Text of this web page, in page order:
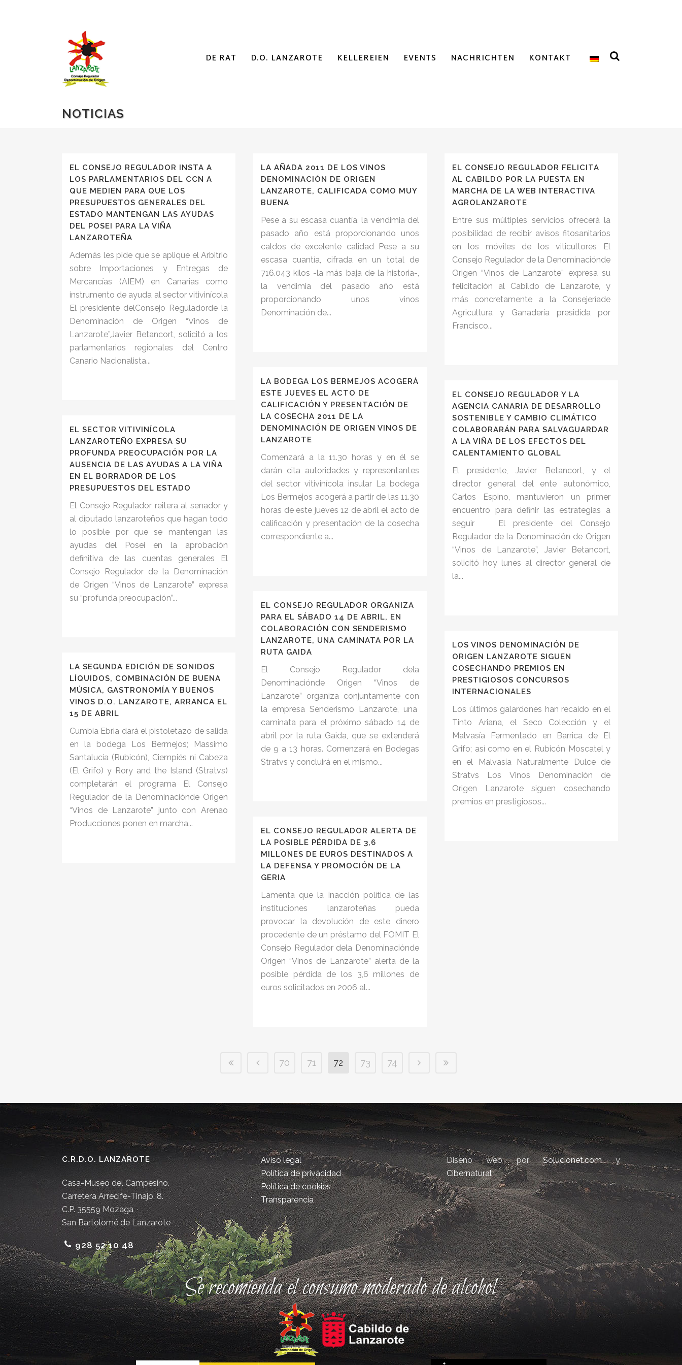
DE RAT D.O. LANZAROTE KELLEREIEN EVENTS NACHRICHTEN KONTAKT
NOTICIAS
EL CONSEJO REGULADOR INSTA A
LOS PARLAMENTARIOS DEL CCN A
QUE MEDIEN PARA QUE LOS
PRESUPUESTOS GENERALES DEL
ESTADO MANTENGAN LAS AYUDAS
DEL POSEI PARA LA VIÑA
LANZAROTEÑA
Además les pide que se aplique el Arbitrio
sobre Importaciones y Entregas de
Mercancías (AIEM) en Canarias como
instrumento de ayuda al sector vitivinícola
El presidente delConsejo Reguladorde la
Denominación de Origen “Vinos de
Lanzarote”,Javier Betancort, solicitó a los
parlamentarios regionales del Centro
Canario Nacionalista...
LA AÑADA 2011 DE LOS VINOS
DENOMINACIÓN DE ORIGEN
LANZAROTE, CALIFICADA COMO MUY
BUENA
Pese a su escasa cuantía, la vendimia del
pasado año está proporcionando unos
caldos de excelente calidad Pese a su
escasa cuantía, cifrada en un total de
716.043 kilos -la más baja de la historia-,
la vendimia del pasado año está
proporcionando unos vinos
Denominación de...
EL CONSEJO REGULADOR FELICITA
AL CABILDO POR LA PUESTA EN
MARCHA DE LA WEB INTERACTIVA
AGROLANZAROTE
Entre sus múltiples servicios ofrecerá la
posibilidad de recibir avisos fitosanitarios
en los móviles de los viticultores El
Consejo Regulador de la Denominaciónde
Origen “Vinos de Lanzarote” expresa su
felicitación al Cabildo de Lanzarote, y
más concretamente a la Consejeríade
Agricultura y Ganadería presidida por
Francisco...
LA BODEGA LOS BERMEJOS ACOGERÁ
ESTE JUEVES EL ACTO DE
CALIFICACIÓN Y PRESENTACIÓN DE
LA COSECHA 2011 DE LA
DENOMINACIÓN DE ORIGEN VINOS DE
LANZAROTE
Comenzará a la 11.30 horas y en él se
darán cita autoridades y representantes
del sector vitivinícola insular La bodega
Los Bermejos acogerá a partir de las 11.30
horas de este jueves 12 de abril el acto de
calificación y presentación de la cosecha
correspondiente a...
EL CONSEJO REGULADOR Y LA
AGENCIA CANARIA DE DESARROLLO
SOSTENIBLE Y CAMBIO CLIMÁTICO
COLABORARÁN PARA SALVAGUARDAR
A LA VIÑA DE LOS EFECTOS DEL
CALENTAMIENTO GLOBAL
El presidente, Javier Betancort, y el
director general del ente autonómico,
Carlos Espino, mantuvieron un primer
encuentro para definir las estrategias a
seguir El presidente del Consejo
Regulador de la Denominación de Origen
“Vinos de Lanzarote”, Javier Betancort,
solicitó hoy lunes al director general de
la...
EL SECTOR VITIVINÍCOLA
LANZAROTEÑO EXPRESA SU
PROFUNDA PREOCUPACIÓN POR LA
AUSENCIA DE LAS AYUDAS A LA VIÑA
EN EL BORRADOR DE LOS
PRESUPUESTOS DEL ESTADO
El Consejo Regulador reitera al senador y
al diputado lanzaroteños que hagan todo
lo posible por que se mantengan las
ayudas del Posei en la aprobación
definitiva de las cuentas generales El
Consejo Regulador de la Denominación
de Origen “Vinos de Lanzarote” expresa
su “profunda preocupación”...
EL CONSEJO REGULADOR ORGANIZA
PARA EL SÁBADO 14 DE ABRIL, EN
COLABORACIÓN CON SENDERISMO
LANZAROTE, UNA CAMINATA POR LA
RUTA GAIDA
El Consejo Regulador dela
Denominaciónde Origen “Vinos de
Lanzarote” organiza conjuntamente con
la empresa Senderismo Lanzarote, una
caminata para el próximo sábado 14 de
abril por la ruta Gaida, que se extenderá
de 9 a 13 horas. Comenzará en Bodegas
Stratvs y concluirá en el mismo...
LOS VINOS DENOMINACIÓN DE
ORIGEN LANZAROTE SIGUEN
COSECHANDO PREMIOS EN
PRESTIGIOSOS CONCURSOS
INTERNACIONALES
Los últimos galardones han recaído en el
Tinto Ariana, el Seco Colección y el
Malvasía Fermentado en Barrica de El
Grifo; así como en el Rubicón Moscatel y
en el Malvasía Naturalmente Dulce de
Stratvs Los Vinos Denominación de
Origen Lanzarote siguen cosechando
premios en prestigiosos...
LA SEGUNDA EDICIÓN DE SONIDOS
LÍQUIDOS, COMBINACIÓN DE BUENA
MÚSICA, GASTRONOMÍA Y BUENOS
VINOS D.O. LANZAROTE, ARRANCA EL
15 DE ABRIL
Cumbia Ebria dará el pistoletazo de salida
en la bodega Los Bermejos; Massimo
Santalucía (Rubicón), Ciempiés ni Cabeza
(El Grifo) y Rory and the Island (Stratvs)
completarán el programa El Consejo
Regulador de la Denominaciónde Origen
“Vinos de Lanzarote” junto con Arenao
Producciones ponen en marcha...
EL CONSEJO REGULADOR ALERTA DE
LA POSIBLE PÉRDIDA DE 3,6
MILLONES DE EUROS DESTINADOS A
LA DEFENSA Y PROMOCIÓN DE LA
GERIA
Lamenta que la inacción política de las
instituciones lanzaroteñas pueda
provocar la devolución de este dinero
procedente de un préstamo del FOMIT El
Consejo Regulador dela Denominaciónde
Origen “Vinos de Lanzarote” alerta de la
posible pérdida de los 3,6 millones de
euros solicitados en 2006 al...
70 71 72 73 74
C.R.D.O. LANZAROTE
Casa-Museo del Campesino.
Carretera Arrecife-Tinajo, 8.
C.P. 35559 Mozaga
San Bartolomé de Lanzarote
928 52 10 48
Aviso legal
Política de privacidad
Política de cookies
Transparencia
Diseño web porSolucionet.comy
Cibernatural
Se recomienda el consumo moderado de alcohol